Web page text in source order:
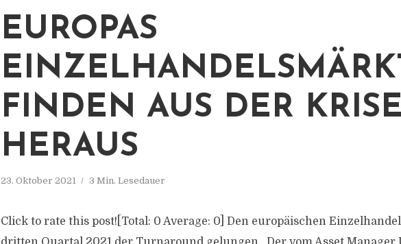
EUROPAS
FINDEN AUS DER
HERAUS
23. Oktober 2021 3 Min. Lesedauer
Click to rate this post![Total: 0 Average: 0] Den europäischen